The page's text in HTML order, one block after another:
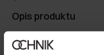
Opis produktu
Szczegóły